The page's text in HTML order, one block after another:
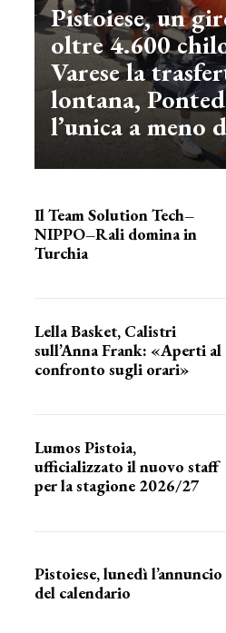
Pistoiese, un
oltre 4.600
Varese la
lontana,
l’unica a meno
Il Team Solution Tech–
NIPPO–Rali domina in
Turchia
Lella Basket, Calistri
sull’Anna Frank: «Aperti al
confronto sugli orari»
Lumos Pistoia,
ufficializzato il nuovo staff
per la stagione 2026/27
Pistoiese, lunedì l’annuncio
del calendario